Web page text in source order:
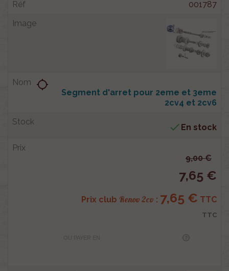
001787
Segment d'arret pour 2eme et 3eme
2cv4 et 2cv6
location_searching
 En stock
9,00 €
7,65 €
Prix club Renov 2cv : 7,65 € TTC
TTC
OU PAYER EN